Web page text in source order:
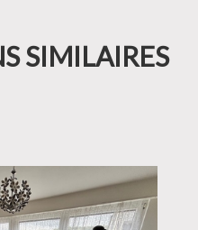
SIMILAIRES